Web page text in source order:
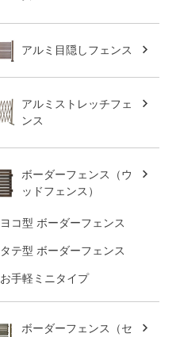
アルミ目隠しフェンス
アルミストレッチフェ
ンス
ボーダーフェンス（ウ
ッドフェンス）
ヨコ型 ボーダーフェンス
タテ型 ボーダーフェンス
お手軽ミニタイプ
ボーダーフェンス（セ